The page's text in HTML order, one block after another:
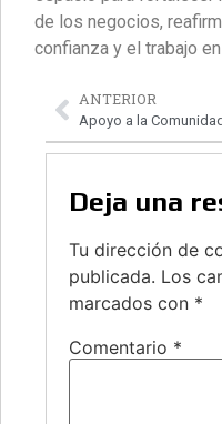
de los negocios,
confianza y el trabajo
ANTERIOR
Deja una
Tu dirección de
publicada. Los
marcados con *
Comentario *